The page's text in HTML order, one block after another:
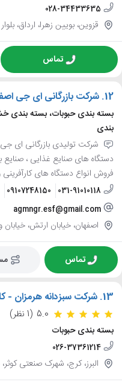
028-34433635
قزوین، بویین زهرا، ارداق،
تماس
12. شرکت بازرگانی ای جی
بسته بندی حبوبات، بسته بندی
بندی
شرکت تولیدی بازرگانی ای جی
دستگاه های صنایع غذایی ،
فروش انواع دستگاه های
031-91010118
09107248150
agmngr.esf@gmail.com
اصفهان، خیابان ارتش، خیابان
تماس
13. شرکت سبزدانه هرمزان -
5.0 (1 نظر)
بسته بندی حبوبات
026-37361214
البرز، کرج، شهرک صنعتی